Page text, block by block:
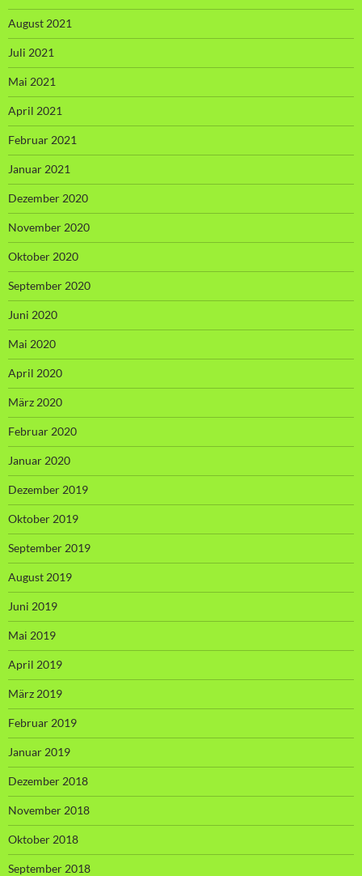
August 2021
Juli 2021
Mai 2021
April 2021
Februar 2021
Januar 2021
Dezember 2020
November 2020
Oktober 2020
September 2020
Juni 2020
Mai 2020
April 2020
März 2020
Februar 2020
Januar 2020
Dezember 2019
Oktober 2019
September 2019
August 2019
Juni 2019
Mai 2019
April 2019
März 2019
Februar 2019
Januar 2019
Dezember 2018
November 2018
Oktober 2018
September 2018